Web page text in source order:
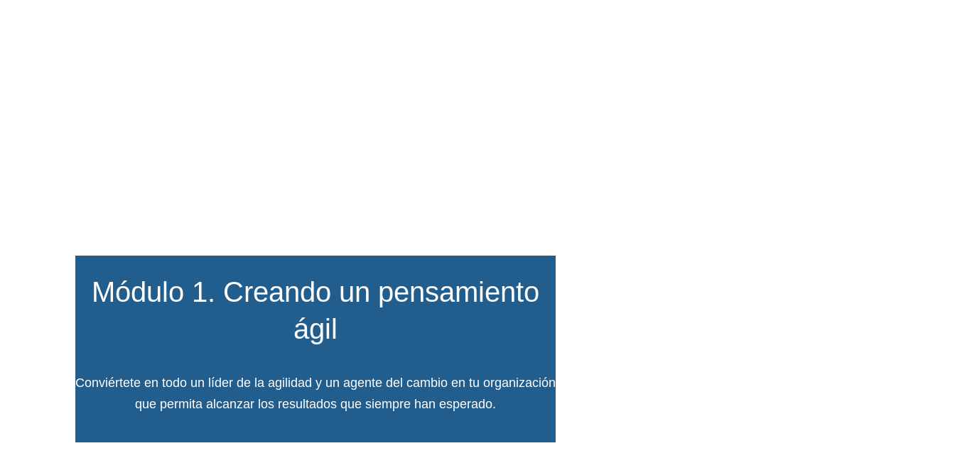
Módulo 1. Creando un pensamiento
ágil
Conviértete en todo un líder de la agilidad y un agente del cambio en tu organización
que permita alcanzar los resultados que siempre han esperado.